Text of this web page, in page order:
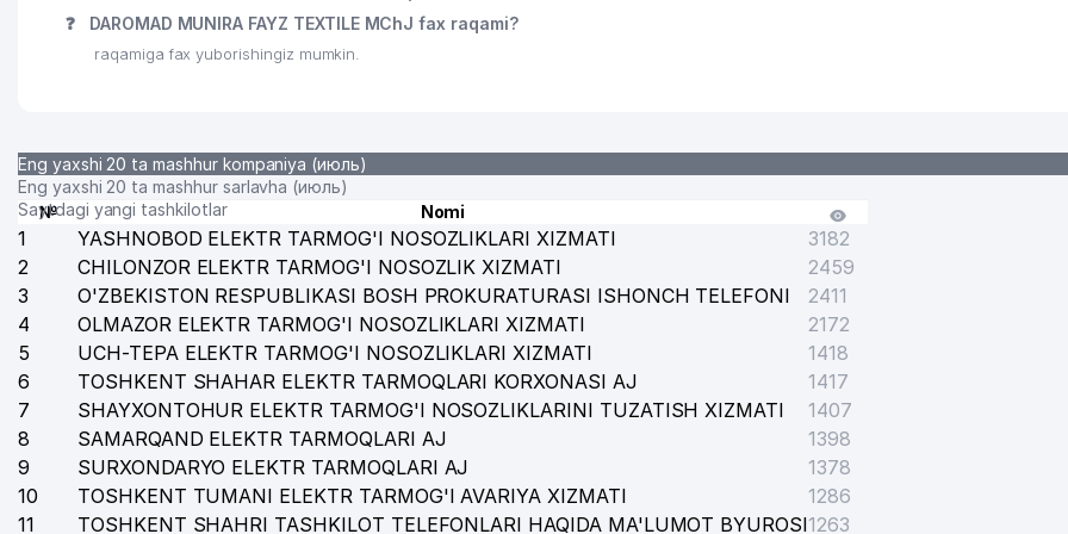
32 DOLCE FREDDO MChJ
BURIGAR MAHALLA QO'MITASI MAHALLA QO'MITASI
LUTF-JAMOL MChJ
PLAST HAMIDULLА MChJ
OLTMISH UCH KOMMUNAL SERVIS UY-JOY MULK SHIRKATI
UMUMIY O'RTA TA'LIM MAKTABI №195
VITA-STIMUL-SERVIS MChJ
❓ DAROMAD MUNIRA FAYZ TEXTILE MChJ fax raqami?
raqamiga fax yuborishingiz mumkin.
Eng yaxshi 20 ta mashhur kompaniya (июль)
Eng yaxshi 20 ta mashhur sarlavha (июль)
Saytdagi yangi tashkilotlar
№ Nomi
1 YASHNOBOD ELEKTR TARMOG'I NOSOZLIKLARI XIZMATI
3182
2
CHILONZOR ELEKTR TARMOG'I NOSOZLIK XIZMATI
2459
3
O'ZBEKISTON RESPUBLIKASI BOSH PROKURATURASI ISHONCH TELEFONI
2411
4
OLMAZOR ELEKTR TARMOG'I NOSOZLIKLARI XIZMATI
2172
5
UCH-TEPA ELEKTR TARMOG'I NOSOZLIKLARI XIZMATI
1418
6
TOSHKENT SHAHAR ELEKTR TARMOQLARI KORXONASI AJ
1417
7
SHAYXONTOHUR ELEKTR TARMOG'I NOSOZLIKLARINI TUZATISH XIZMATI
1407
8
SAMARQAND ELEKTR TARMOQLARI AJ
1398
9
SURXONDARYO ELEKTR TARMOQLARI AJ
1378
10
TOSHKENT TUMANI ELEKTR TARMOG'I AVARIYA XIZMATI
1286
11
TOSHKENT SHAHRI TASHKILOT TELEFONLARI HAQIDA MA'LUMOT BYUROSI1263